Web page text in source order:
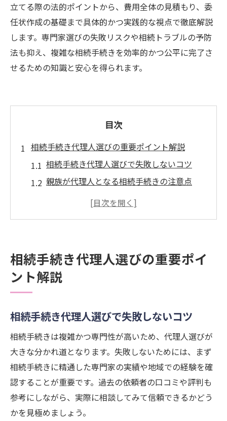
立てる際の法的ポイントから、費用全体の見積もり、委
任状作成の基礎まで具体的かつ実践的な視点で徹底解説
します。専門家選びの失敗リスクや相続トラブルの予防
法も抑え、複雑な相続手続きを効率的かつ公平に完了さ
せるための知識と安心を得られます。
目次
相続手続き代理人選びの重要ポイント解説
相続手続き代理人選びで失敗しないコツ
親族が代理人となる相続手続きの注意点
相続手続き代理人に必要な資格や役割を解
相続手続き代理人の選定と委任状作成の基
本
代理人が担う相続手続きの具体的な流れとは
相続手続き代理人による手続き全体の流れ
委任状が必要な相続手続き代理のステップ
相続手続き代理人の役割と進め方のポイン
ト
家族が代理人となる相続手続きの実際の流
れ
相続手続き代理人選びの重要ポイ
ント解説
相続手続き代理人選びで失敗しないコツ
相続手続きは複雑かつ専門性が高いため、代理人選びが
大きな分かれ道となります。失敗しないためには、まず
相続手続きに精通した専門家の実績や地域での経験を確
認することが重要です。過去の依頼者の口コミや評判も
参考にしながら、実際に相談してみて信頼できるかどう
かを見極めましょう。